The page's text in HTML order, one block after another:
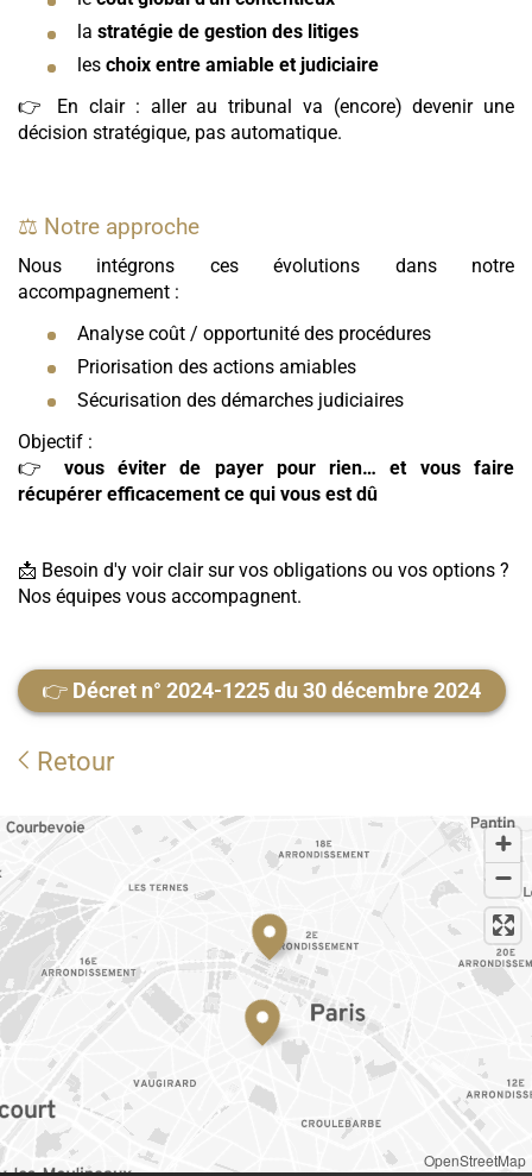
la stratégie de gestion des litiges
les choix entre amiable et judiciaire
👉 En clair : aller au tribunal va (encore) devenir une
décision stratégique, pas automatique.
⚖️ Notre approche
Nous intégrons ces évolutions dans notre
accompagnement :
Analyse coût / opportunité des procédures
Priorisation des actions amiables
Sécurisation des démarches judiciaires
Objectif :
👉 vous éviter de payer pour rien… et vous faire
récupérer efficacement ce qui vous est dû
📩 Besoin d'y voir clair sur vos obligations ou vos options ?
Nos équipes vous accompagnent.
👉 Décret n° 2024-1225 du 30 décembre 2024
Retour
OpenStreetMap